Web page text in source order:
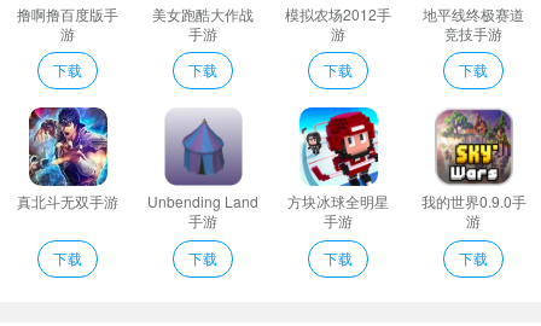
非常多的职业玩家可以去进行选择无限转职感受更多轻松乐趣。
多个职业可以任由玩家挑选这些职业的战斗操作也是相当的具有特
色每次的冒险都会有着不一样的挑战趣味；
太古仙佛说明
加入喜欢的门派去感受畅爽的游戏体验多样玩法尽情挑战；
热血的昆仑大赛环游世界的热血挑战震撼的视觉效果。
奇幻仙侠游戏游戏中有很多角色供玩家选择玩家可以在游戏中控制
自己的角色创造进入游戏中开始冒险和战斗。
点击打开活动面板点击活动面板中的封灵树活动打开封灵树面板
撸啊撸百度版手
游
下载
美女跑酷大作战
手游
下载
模拟农场2012手
游
下载
地平线终极赛道
竞技手游
下载
真北斗无双手游
下载
Unbending Land
手游
下载
方块冰球全明星
手游
下载
我的世界0.9.0手
游
下载